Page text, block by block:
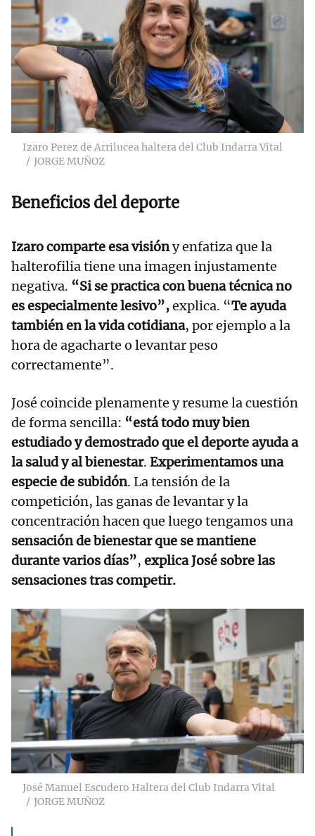
Izaro Perez de Arrilucea haltera del Club Indarra Vital
JORGE MUÑOZ
Beneficios del deporte
Izaro comparte esa visióny enfatiza que la
halterofilia tiene una imagen injustamente
negativa. “Si se practica con buena técnica no
es especialmente lesivo”,explica. “Te ayuda
también en la vida cotidiana, por ejemplo a la
hora de agacharte o levantar peso
correctamente”.
José coincide plenamente y resume la cuestión
de forma sencilla: “está todo muy bien
estudiado y demostrado que el deporte ayuda a
la salud y al bienestar. Experimentamos una
especie de subidón. La tensión de la
competición, las ganas de levantar y la
concentración hacen que luego tengamos una
sensación de bienestar que se mantiene
durante varios días”, explica José sobre las
sensaciones tras competir.
José Manuel Escudero Haltera del Club Indarra Vital
JORGE MUÑOZ